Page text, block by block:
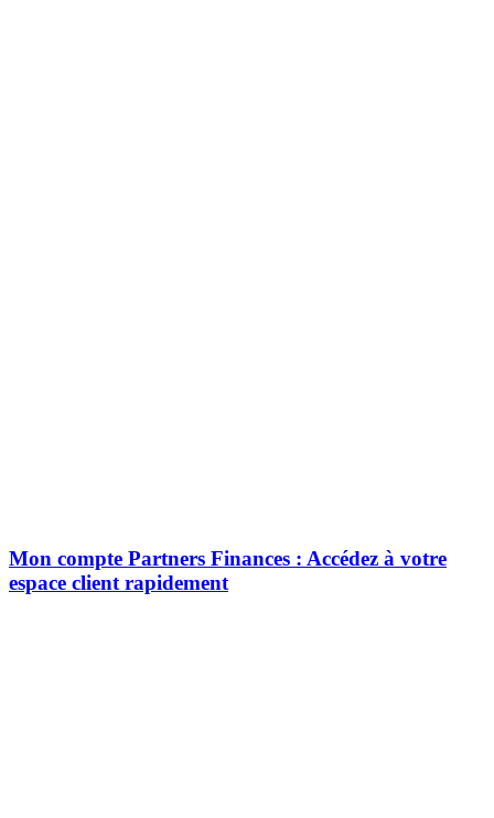
Mon compte Partners Finances : Accédez à votre
espace client rapidement